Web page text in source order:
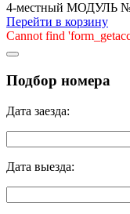
4-местный МОДУЛЬ
Перейти в корзину
Cannot find
Подбор номера
Дата заезда:
Дата выезда: